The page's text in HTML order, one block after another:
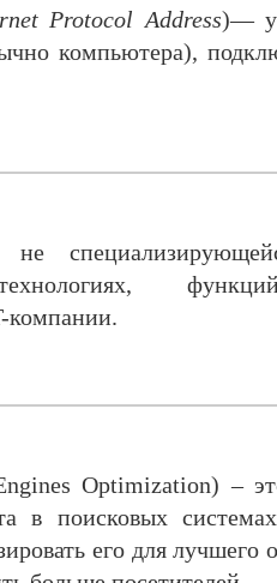
Protocol Address)—
компьютера),
не
компании.
Optimization) –
в поисковых
его для